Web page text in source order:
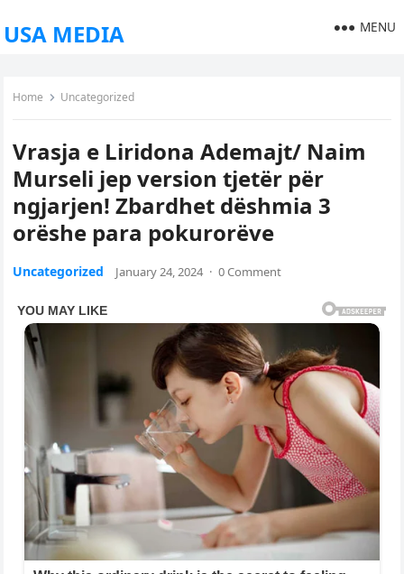
USA MEDIA MENU
Home Uncategorized
Vrasja e Liridona Ademajt/ Naim
Murseli jep version tjetër për
ngjarjen! Zbardhet dëshmia 3
orëshe para pokurorëve
Uncategorized January 24, 2024 · 0 Comment